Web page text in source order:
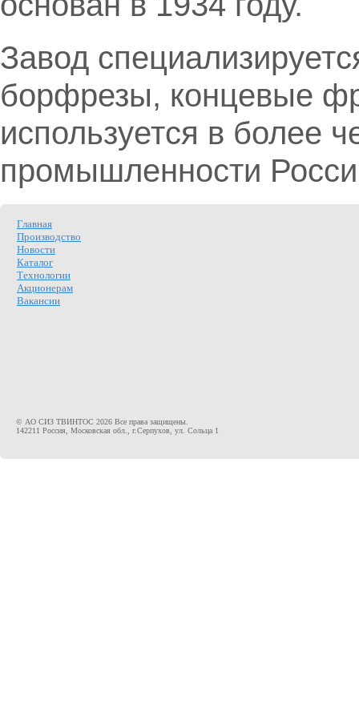
Завод
борфрезы, концевые
используется в более
промышленности
Главная
Производство
Новости
Каталог
Технологии
Акционерам
Вакансии
© АО СИЗ ТВИНТОС 2026 Все права защищены.
142211 Россия, Московская обл., г.Серпухов, ул. Сольца 1